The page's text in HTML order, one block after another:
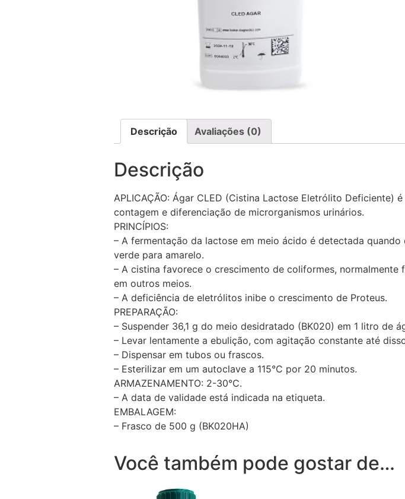
Descrição Avaliações (0)
Descrição
APLICAÇÃO: Ágar CLED (Cistina Lactose Eletrólito Deficiente)
contagem e diferenciação de microrganismos urinários.
PRINCÍPIOS:
– A fermentação da lactose em meio ácido é detectada
verde para amarelo.
– A cistina favorece o crescimento de coliformes, normalmente
em outros meios.
– A deficiência de eletrólitos inibe o crescimento de Proteus.
PREPARAÇÃO:
– Suspender 36,1 g do meio desidratado (BK020) em 1 litro de
– Levar lentamente a ebulição, com agitação constante até
– Dispensar em tubos ou frascos.
– Esterilizar em um autoclave a 115°C por 20 minutos.
ARMAZENAMENTO: 2-30°C.
– A data de validade está indicada na etiqueta.
EMBALAGEM:
– Frasco de 500 g (BK020HA)
Você também pode gostar de…